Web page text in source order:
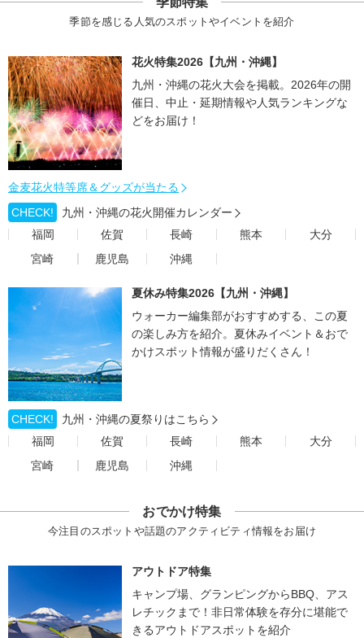
季節を感じる人気のスポットやイベントを紹介
花火特集2026【九州・沖縄】
九州・沖縄の花火大会を掲載。2026年の開
催日、中止・延期情報や人気ランキングな
どをお届け！
金麦花火特等席＆グッズが当たる
CHECK!
九州・沖縄の花火開催カレンダー
福岡
佐賀 長崎 熊本
大分
宮崎
鹿児島 沖縄
夏休み特集2026【九州・沖縄】
ウォーカー編集部がおすすめする、この夏
の楽しみ方を紹介。夏休みイベント＆おで
かけスポット情報が盛りだくさん！
CHECK!
九州・沖縄の夏祭りはこちら
福岡
佐賀 長崎 熊本
大分
宮崎
鹿児島 沖縄
おでかけ特集
今注目のスポットや話題のアクティビティ情報をお届け
アウトドア特集
キャンプ場、グランピングからBBQ、アス
レチックまで！非日常体験を存分に堪能で
きるアウトドアスポットを紹介